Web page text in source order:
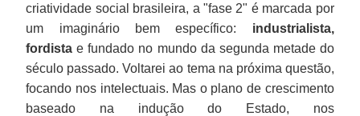
criatividade social brasileira, a "fase 2" é marcada por
um imaginário bem específico: industrialista,
fordista e fundado no mundo da segunda metade do
século passado. Voltarei ao tema na próxima questão,
focando nos intelectuais. Mas o plano de crescimento
baseado na indução do Estado, nos